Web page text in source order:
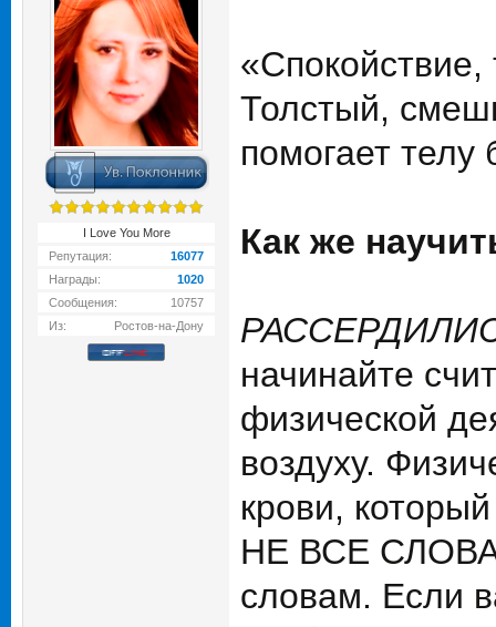
I Love You More
Репутация:
16077
Награды:
1020
Сообщения:
10757
Из:
Ростов-на-Дону
«Спокойствие,
Толстый,
помогает
Как же
начинайте
физической
воздуху.
крови,
НЕ ВСЕ СЛОВА
словам. Если